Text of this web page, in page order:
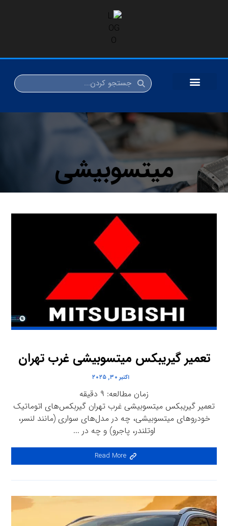
میتسوبیشی
تعمیر گیریبکس میتسوبیشی غرب تهران
اکتبر ۳۰, ۲۰۲۵
زمان مطالعه: ۹ دقیقه
تعمیر گیریبکس میتسوبیشی غرب تهران گیربکس‌های اتوماتیک
خودروهای میتسوبیشی، چه در مدل‌های سواری (مانند لنسر،
اوتلندر، پاجرو) و چه در ...
Read More